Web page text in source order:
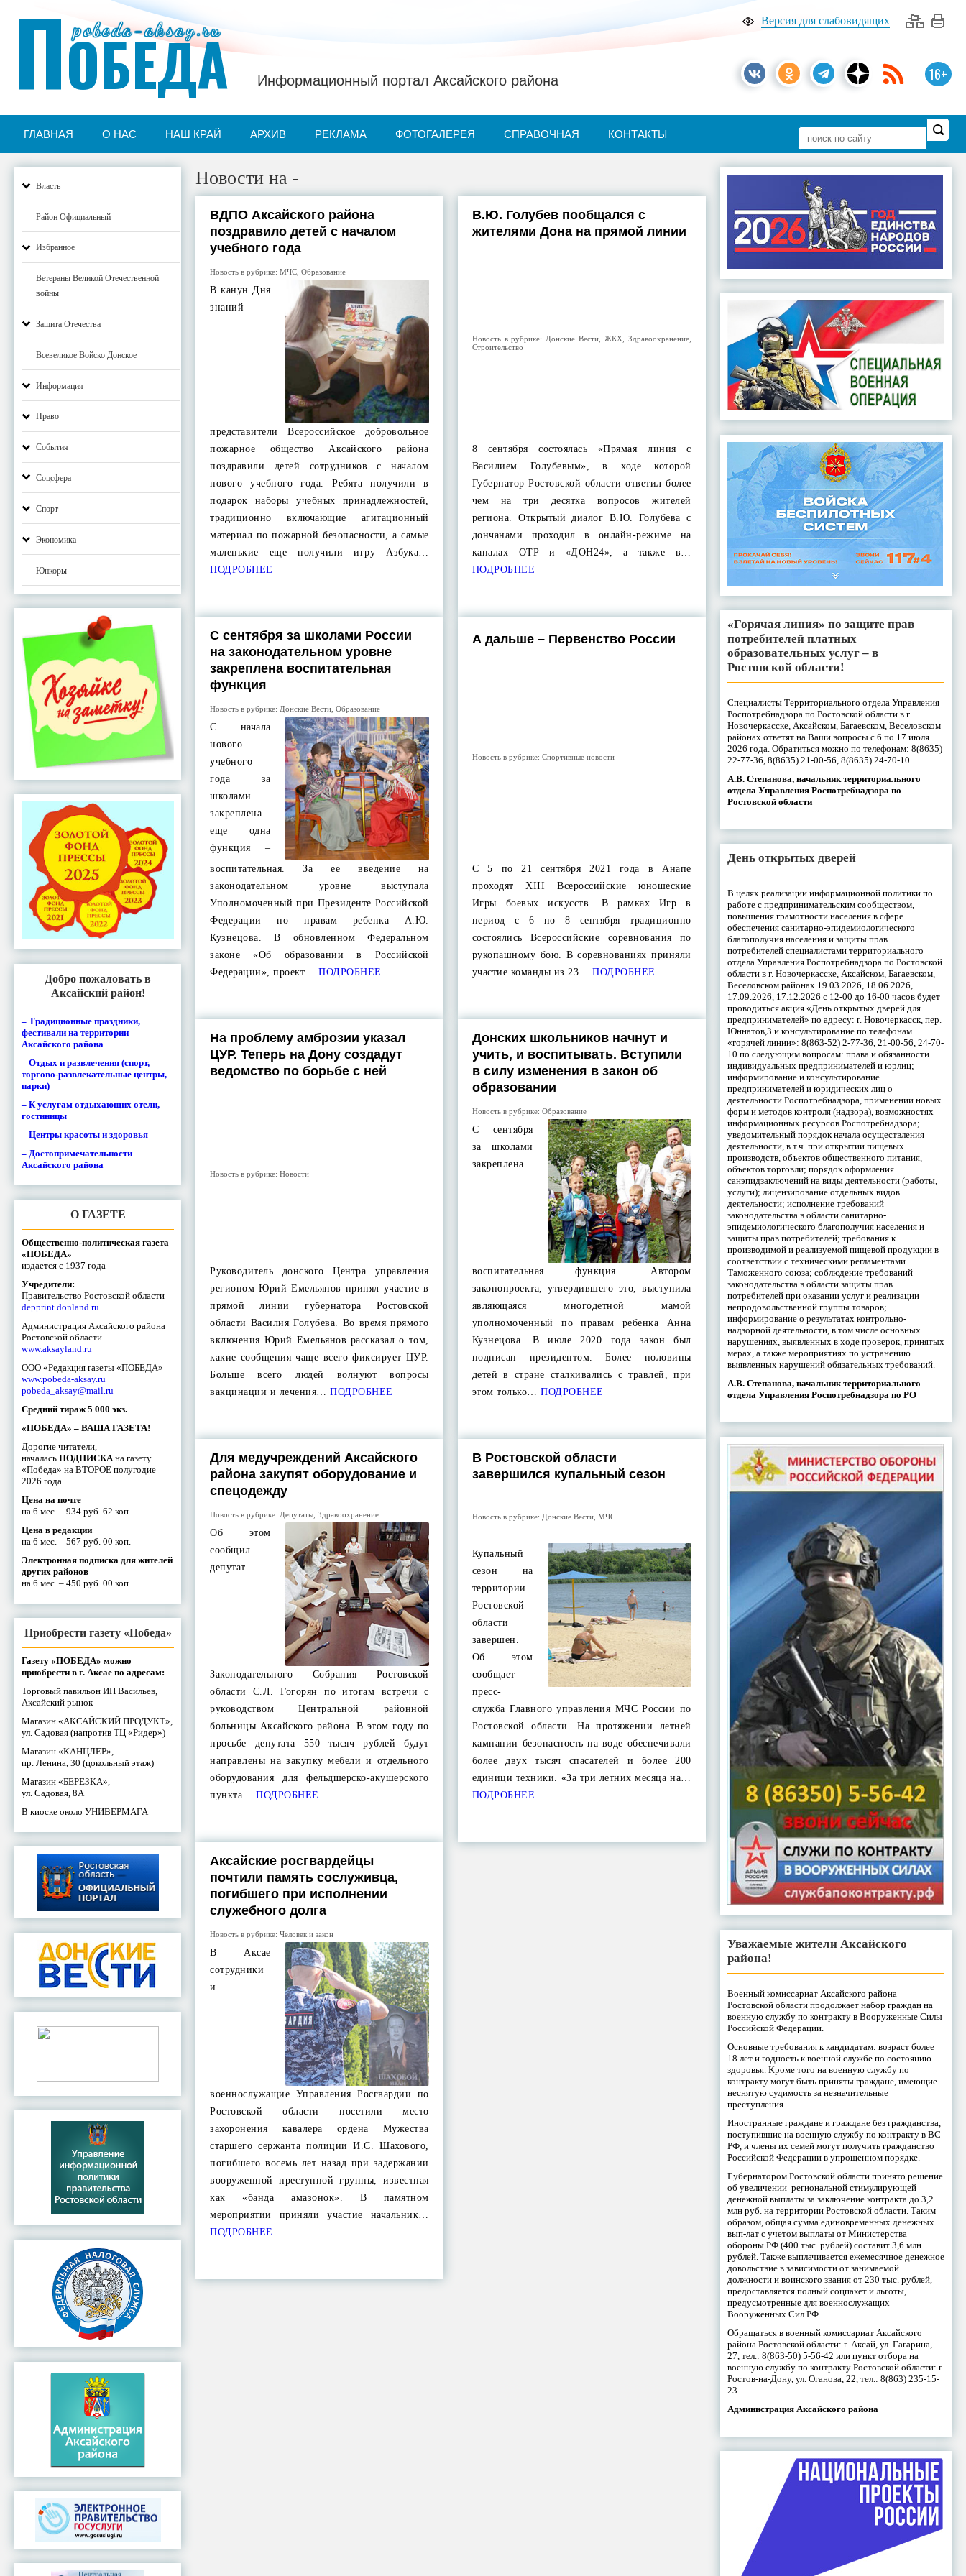
Версия для слабовидящих
16+
pobeda-aksay.ru
ПОБЕДА Информационный портал Аксайского района
ГЛАВНАЯ О НАС НАШ КРАЙ АРХИВ РЕКЛАМА ФОТОГАЛЕРЕЯ СПРАВОЧНАЯ КОНТАКТЫ
Власть
Район Официальный
Избранное
Ветераны Великой Отечественной
войны
Защита Отечества
Всевеликое Войско Донское
Информация
Право
События
Соцсфера
Спорт
Экономика
Юнкоры
Добро пожаловать в
Аксайский район!
– Традиционные праздники,
фестивали на территории
Аксайского района
– Отдых и развлечения (спорт,
торгово-развлекательные центры,
парки)
– К услугам отдыхающих отели,
гостиницы
– Центры красоты и здоровья
– Достопримечательности
Аксайского района
О ГАЗЕТЕ
Общественно-политическая газета
«ПОБЕДА»
издается с 1937 года
Учредители:
Правительство Ростовской области
depprint.donland.ru
Администрация Аксайского района
Ростовской области
www.aksayland.ru
ООО «Редакция газеты «ПОБЕДА»
www.pobeda-aksay.ru
pobeda_aksay@mail.ru
Средний тираж 5 000 экз.
«ПОБЕДА» – ВАША ГАЗЕТА!
Дорогие читатели,
началась ПОДПИСКА на газету
«Победа» на ВТОРОЕ полугодие
2026 года
Цена на почте
на 6 мес. – 934 руб. 62 коп.
Цена в редакции
на 6 мес. – 567 руб. 00 коп.
Электронная подписка для жителей
других районов
на 6 мес. – 450 руб. 00 коп.
Приобрести газету «Победа»
Газету «ПОБЕДА» можно
приобрести в г. Аксае по адресам:
Торговый павильон ИП Васильев,
Аксайский рынок
Магазин «АКСАЙСКИЙ ПРОДУКТ»,
ул. Садовая (напротив ТЦ «Ридер»)
Магазин «КАНЦЛЕР»,
пр. Ленина, 30 (цокольный этаж)
Магазин «БЕРЕЗКА»,
ул. Садовая, 8А
В киоске около УНИВЕРМАГА
Новости на -
ВДПО Аксайского района
поздравило детей с началом
учебного года
Новость в рубрике:МЧС ,Образование
В канун Дня
знаний
представители Всероссийское добровольное
пожарное общество Аксайского района
поздравили детей сотрудников с началом
нового учебного года. Ребята получили в
подарок наборы учебных принадлежностей,
традиционно включающие агитационный
материал по пожарной безопасности, а самые
маленькие еще получили игру Азбука…
ПОДРОБНЕЕ
В.Ю. Голубев пообщался с
жителями Дона на прямой линии
Новость в рубрике: Донские Вести ЖКХ Здравоохранение,
Строительство
8 сентября состоялась «Прямая линия с
Василием Голубевым», в ходе которой
Губернатор Ростовской области ответил более
чем на три десятка вопросов жителей
региона. Открытый диалог В.Ю. Голубева с
дончанами проходил в онлайн-режиме на
каналах ОТР и «ДОН24», а также в…
ПОДРОБНЕЕ
С сентября за школами России
на законодательном уровне
закреплена воспитательная
функция
Новость в рубрике: Донские Вести ,Образование
С начала
нового
учебного
года за
школами
закреплена
еще одна
функция –
воспитательная. За ее введение на
законодательном уровне выступала
Уполномоченный при Президенте Российской
Федерации по правам ребенка А.Ю.
Кузнецова. В обновленном Федеральном
законе «Об образовании в Российской
Федерации», проект… ПОДРОБНЕЕ
А дальше – Первенство России
Новость в рубрике: Спортивные новости
С 5 по 21 сентября 2021 года в Анапе
проходят XIII Всероссийские юношеские
Игры боевых искусств. В рамках Игр в
период с 6 по 8 сентября традиционно
состоялись Всероссийские соревнования по
рукопашному бою. В соревнованиях приняли
участие команды из 23… ПОДРОБНЕЕ
На проблему амброзии указал
ЦУР. Теперь на Дону создадут
ведомство по борьбе с ней
Новость в рубрике:Новости
Руководитель донского Центра управления
регионом Юрий Емельянов принял участие в
прямой линии губернатора Ростовской
области Василия Голубева. Во время прямого
включения Юрий Емельянов рассказал о том,
какие сообщения чаще всего фиксирует ЦУР.
Больше всего людей волнуют вопросы
вакцинации и лечения… ПОДРОБНЕЕ
Донских школьников начнут и
учить, и воспитывать. Вступили
в силу изменения в закон об
образовании
Новость в рубрике: Образование
С сентября
за школами
закреплена
воспитательная функция. Автором
законопроекта, утвердившего это, выступила
являющаяся многодетной мамой
уполномоченный по правам ребенка Анна
Кузнецова. В июле 2020 года закон был
подписан президентом. Более половины
детей в стране сталкивались с травлей, при
этом только… ПОДРОБНЕЕ
Для медучреждений Аксайского
района закупят оборудование и
спецодежду
Новость в рубрике: Депутаты ,Здравоохранение
Об этом
сообщил
депутат
Законодательного Собрания Ростовской
области С.Л. Гогорян по итогам встречи с
руководством Центральной районной
больницы Аксайского района. В этом году по
просьбе депутата 550 тысяч рублей будут
направлены на закупку мебели и отдельного
оборудования для фельдшерско-акушерского
пункта… ПОДРОБНЕЕ
В Ростовской области
завершился купальный сезон
Новость в рубрике: Донские Вести, МЧС
Купальный
сезон на
территории
Ростовской
области
завершен.
Об этом
сообщает
пресс-
служба Главного управления МЧС России по
Ростовской области. На протяжении летней
кампании безопасность на воде обеспечивали
более двух тысяч спасателей и более 200
единици техники. «За три летних месяца на…
ПОДРОБНЕЕ
Аксайские росгвардейцы
почтили память сослуживца,
погибшего при исполнении
служебного долга
Новость в рубрике:Человек и закон
В Аксае
сотрудники
и
военнослужащие Управления Росгвардии по
Ростовской области посетили место
захоронения кавалера ордена Мужества
старшего сержанта полиции И.С. Шахового,
погибшего восемь лет назад при задержании
вооруженной преступной группы, известная
как «банда амазонок». В памятном
мероприятии приняли участие начальник…
ПОДРОБНЕЕ
«Горячая линия» по защите прав
потребителей платных
образовательных услуг – в
Ростовской области!
Специалисты Территориального отдела Управления
Роспотребнадзора по Ростовской области в г.
Новочеркасске, Аксайском, Багаевском, Веселовском
районах ответят на Ваши вопросы с 6 по 17 июля
2026 года. Обратиться можно по телефонам: 8(8635)
22-77-36, 8(8635) 21-00-56, 8(8635) 24-70-10.
А.В. Степанова, начальник территориального
отдела Управления Роспотребнадзора по
Ростовской области
День открытых дверей
В целях реализации информационной политики по
работе с предпринимательским сообществом,
повышения грамотности населения в сфере
обеспечения санитарно-эпидемиологического
благополучия населения и защиты прав
потребителей специалистами территориального
отдела Управления Роспотребнадзора по Ростовской
области в г. Новочеркасске, Аксайском, Багаевском,
Веселовском районах 19.03.2026, 18.06.2026,
17.09.2026, 17.12.2026 с 12-00 до 16-00 часов будет
проводиться акция «День открытых дверей для
предпринимателей» по адресу: г. Новочеркасск, пер.
Юннатов,3 и консультирование по телефонам
«горячей линии»: 8(863-52) 2-77-36, 21-00-56, 24-70-
10 по следующим вопросам: права и обязанности
индивидуальных предпринимателей и юрлиц;
информирование и консультирование
предпринимателей и юридических лиц о
деятельности Роспотребнадзора, применении новых
форм и методов контроля (надзора), возможностях
информационных ресурсов Роспотребнадзора;
уведомительный порядок начала осуществления
деятельности, в т.ч. при открытии пищевых
производств, объектов общественного питания,
объектов торговли; порядок оформления
санэпидзаключений на виды деятельности (работы,
услуги); лицензирование отдельных видов
деятельности; исполнение требований
законодательства в области санитарно-
эпидемиологического благополучия населения и
защиты прав потребителей; требования к
производимой и реализуемой пищевой продукции в
соответствии с техническими регламентами
Таможенного союза; соблюдение требований
законодательства в области защиты прав
потребителей при оказании услуг и реализации
непродовольственной группы товаров;
информирование о результатах контрольно-
надзорной деятельности, в том числе основных
нарушениях, выявленных в ходе проверок, принятых
мерах, а также мероприятиях по устранению
выявленных нарушений обязательных требований.
А.В. Степанова, начальник территориального
отдела Управления Роспотребнадзора по РО
Уважаемые жители Аксайского
района!
Военный комиссариат Аксайского района
Ростовской области продолжает набор граждан на
военную службу по контракту в Вооруженные Силы
Российской Федерации.
Основные требования к кандидатам: возраст более
18 лет и годность к военной службе по состоянию
здоровья. Кроме того на военную службу по
контракту могут быть приняты граждане, имеющие
неснятую судимость за незначительные
преступления.
Иностранные граждане и граждане без гражданства,
поступившие на военную службу по контракту в ВС
РФ, и члены их семей могут получить гражданство
Российской Федерации в упрощенном порядке.
Губернатором Ростовской области принято решение
об увеличении региональной стимулирующей
денежной выплаты за заключение контракта до 3,2
млн руб. на территории Ростовской области. Таким
образом, общая сумма единовременных денежных
вып-лат с учетом выплаты от Министерства
обороны РФ (400 тыс. рублей) составит 3,6 млн
рублей. Также выплачивается ежемесячное денежное
довольствие в зависимости от занимаемой
должности и воинского звания от 230 тыс. рублей,
предоставляется полный соцпакет и льготы,
предусмотренные для военнослужащих
Вооруженных Сил РФ.
Обращаться в военный комиссариат Аксайского
района Ростовской области: г. Аксай, ул. Гагарина,
27, тел.: 8(863-50) 5-56-42 или пункт отбора на
военную службу по контракту Ростовской области: г.
Ростов-на-Дону, ул. Оганова, 22, тел.: 8(863) 235-15-
23.
Администрация Аксайского района